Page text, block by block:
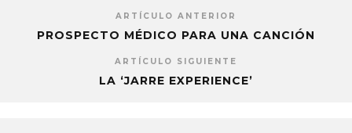
ARTÍCULO ANTERIOR
PROSPECTO MÉDICO PARA UNA CANCIÓN
ARTÍCULO SIGUIENTE
LA ‘JARRE EXPERIENCE’